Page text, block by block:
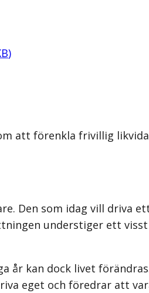
)
att förenkla frivillig
Den som idag vill driva
understiger ett
kan dock livet
eget och föredrar att